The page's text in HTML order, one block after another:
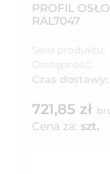
PROFIL
RAL7047
Seria produktu:
Dostępność:
Czas dostawy:
721,85 zł
Cena za: szt.